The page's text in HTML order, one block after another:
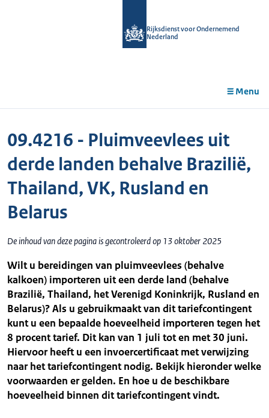
Rijksdienst voor Ondernemend
Nederland
Menu
09.4216 - Pluimveevlees uit
derde landen behalve Brazilië,
Thailand, VK, Rusland en
Belarus
De inhoud van deze pagina is gecontroleerd op 13 oktober 2025
Wilt u bereidingen van pluimveevlees (behalve
kalkoen) importeren uit een derde land (behalve
Brazilië, Thailand, het Verenigd Koninkrijk, Rusland en
Belarus)? Als u gebruikmaakt van dit tariefcontingent
kunt u een bepaalde hoeveelheid importeren tegen het
8 procent tarief. Dit kan van 1 juli tot en met 30 juni.
Hiervoor heeft u een invoercertificaat met verwijzing
naar het tariefcontingent nodig. Bekijk hieronder welke
voorwaarden er gelden. En hoe u de beschikbare
hoeveelheid binnen dit tariefcontingent vindt.